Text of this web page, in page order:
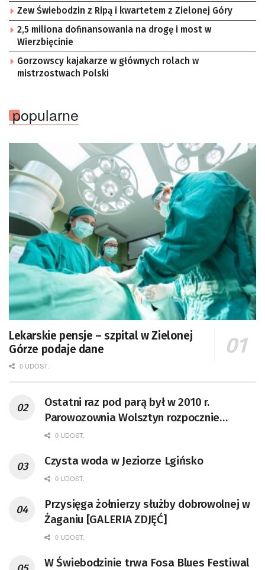
Zew Świebodzin z Ripą i kwartetem z Zielonej Góry
2,5 miliona dofinansowania na drogę i most w
Wierzbięcinie
Gorzowscy kajakarze w głównych rolach w
mistrzostwach Polski
popularne
Lekarskie pensje – szpital w Zielonej
Górze podaje dane
0 UDOST.
Ostatni raz pod parą był w 2010 r.
Parowozownia Wolsztyn rozpocznie
remont unikatowego Tr5-65
0 UDOST.
Czysta woda w Jeziorze Lgińsko
0 UDOST.
Przysięga żołnierzy służby dobrowolnej w
Żaganiu [GALERIA ZDJĘĆ]
0 UDOST.
W Świebodzinie trwa Fosa Blues Festiwal